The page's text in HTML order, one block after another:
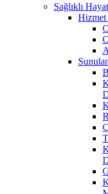
Sağlıklı
Hizmet